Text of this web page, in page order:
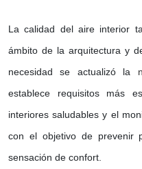
La calidad del aire interior
ámbito de la arquitectura y
necesidad se actualizó la
establece requisitos más
interiores saludables y el
con el objetivo de prevenir
sensación de confort.